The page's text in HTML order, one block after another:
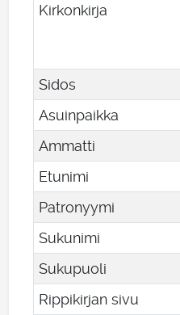
Kirkonkirja
Sidos
Asuinpaikka
Ammatti
Etunimi
Patronyymi
Sukunimi
Sukupuoli
Rippikirjan sivu